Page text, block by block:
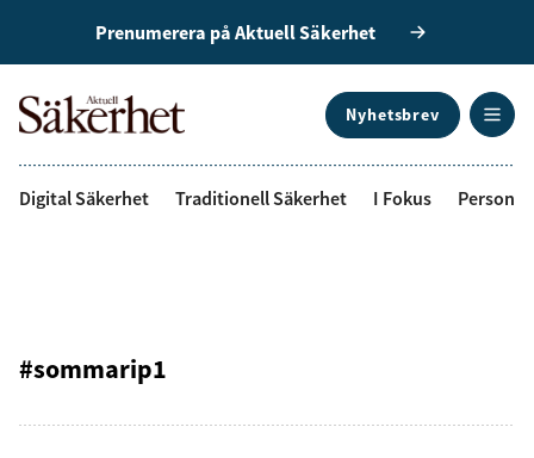
Prenumerera på Aktuell Säkerhet
Nyhetsbrev
Digital Säkerhet Traditionell Säkerhet I Fokus
#sommarip1